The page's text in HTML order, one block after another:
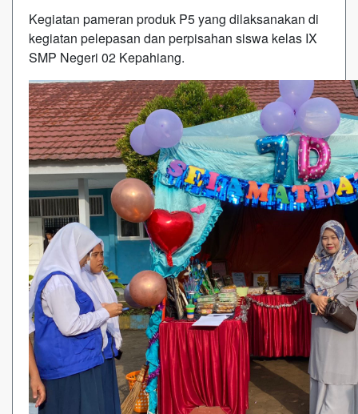
Kegiatan pameran produk P5 yang dilaksanakan di
kegiatan pelepasan dan perpisahan siswa kelas IX
SMP Negeri 02 Kepahiang.